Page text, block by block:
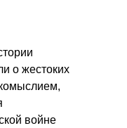
о жестоких
войне